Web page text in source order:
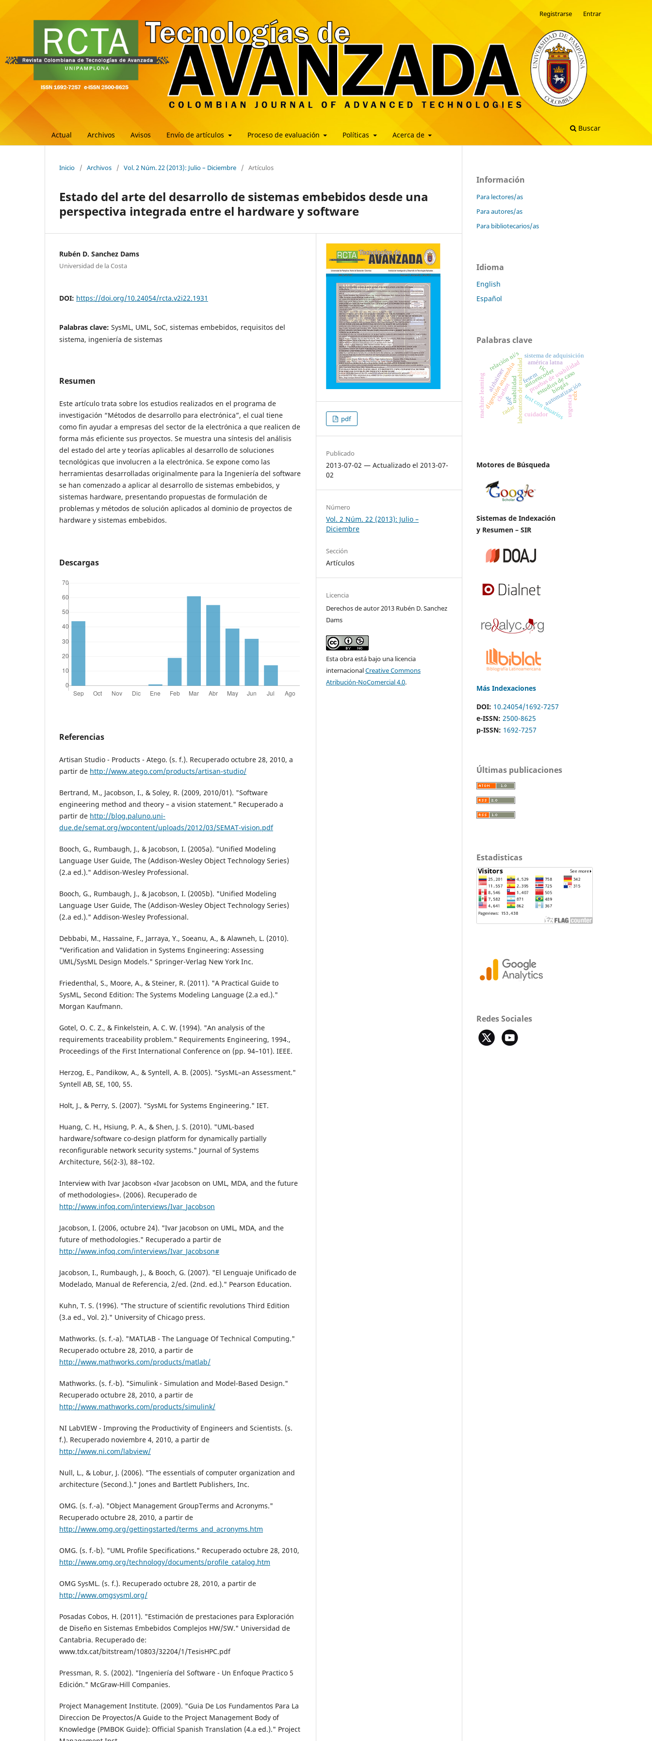
Actual Archivos Avisos Envío de artículos Proceso de evaluación Políticas Acerca de
Buscar
Registrarse Entrar
Inicio / Archivos / Vol. 2 Núm. 22 (2013): Julio – Diciembre / Artículos
Estado del arte del desarrollo de sistemas embebidos desde una
perspectiva integrada entre el hardware y software
Rubén D. Sanchez Dams
Universidad de la Costa
DOI: https://doi.org/10.24054/rcta.v2i22.1931
Palabras clave: SysML, UML, SoC, sistemas embebidos, requisitos del
sistema, ingeniería de sistemas
Resumen
Este artículo trata sobre los estudios realizados en el programa de
investigación “Métodos de desarrollo para electrónica”, el cual tiene
como fin ayudar a empresas del sector de la electrónica a que realicen de
forma más eficiente sus proyectos. Se muestra una síntesis del análisis
del estado del arte y teorías aplicables al desarrollo de soluciones
tecnológicas que involucren a la electrónica. Se expone como las
herramientas desarrolladas originalmente para la Ingeniería del software
se han comenzado a aplicar al desarrollo de sistemas embebidos, y
sistemas hardware, presentando propuestas de formulación de
problemas y métodos de solución aplicados al dominio de proyectos de
hardware y sistemas embebidos.
Descargas
Referencias
Artisan Studio - Products - Atego. (s. f.). Recuperado octubre 28, 2010, a
partir de http://www.atego.com/products/artisan-studio/
Bertrand, M., Jacobson, I., & Soley, R. (2009, 2010/01). "Software
engineering method and theory – a vision statement." Recuperado a
partir de http://blog.paluno.uni-
due.de/semat.org/wpcontent/uploads/2012/03/SEMAT-vision.pdf
Booch, G., Rumbaugh, J., & Jacobson, I. (2005a). "Unified Modeling
Language User Guide, The (Addison-Wesley Object Technology Series)
(2.a ed.)." Addison-Wesley Professional.
Booch, G., Rumbaugh, J., & Jacobson, I. (2005b). "Unified Modeling
Language User Guide, The (Addison-Wesley Object Technology Series)
(2.a ed.)." Addison-Wesley Professional.
Debbabi, M., Hassaïne, F., Jarraya, Y., Soeanu, A., & Alawneh, L. (2010).
"Verification and Validation in Systems Engineering: Assessing
UML/SysML Design Models." Springer-Verlag New York Inc.
Friedenthal, S., Moore, A., & Steiner, R. (2011). "A Practical Guide to
SysML, Second Edition: The Systems Modeling Language (2.a ed.)."
Morgan Kaufmann.
Gotel, O. C. Z., & Finkelstein, A. C. W. (1994). "An analysis of the
requirements traceability problem." Requirements Engineering, 1994.,
Proceedings of the First International Conference on (pp. 94–101). IEEE.
Herzog, E., Pandikow, A., & Syntell, A. B. (2005). "SysML–an Assessment."
Syntell AB, SE, 100, 55.
Holt, J., & Perry, S. (2007). "SysML for Systems Engineering." IET.
Huang, C. H., Hsiung, P. A., & Shen, J. S. (2010). "UML-based
hardware/software co-design platform for dynamically partially
reconfigurable network security systems." Journal of Systems
Architecture, 56(2-3), 88–102.
Interview with Ivar Jacobson «Ivar Jacobson on UML, MDA, and the future
of methodologies». (2006). Recuperado de
http://www.infoq.com/interviews/Ivar_Jacobson
Jacobson, I. (2006, octubre 24). "Ivar Jacobson on UML, MDA, and the
future of methodologies." Recuperado a partir de
http://www.infoq.com/interviews/Ivar_Jacobson#
Jacobson, I., Rumbaugh, J., & Booch, G. (2007). "El Lenguaje Unificado de
Modelado, Manual de Referencia, 2/ed. (2nd. ed.)." Pearson Education.
Kuhn, T. S. (1996). "The structure of scientific revolutions Third Edition
(3.a ed., Vol. 2)." University of Chicago press.
Mathworks. (s. f.-a). "MATLAB - The Language Of Technical Computing."
Recuperado octubre 28, 2010, a partir de
http://www.mathworks.com/products/matlab/
Mathworks. (s. f.-b). "Simulink - Simulation and Model-Based Design."
Recuperado octubre 28, 2010, a partir de
http://www.mathworks.com/products/simulink/
NI LabVIEW - Improving the Productivity of Engineers and Scientists. (s.
f.). Recuperado noviembre 4, 2010, a partir de
http://www.ni.com/labview/
Null, L., & Lobur, J. (2006). "The essentials of computer organization and
architecture (Second.)." Jones and Bartlett Publishers, Inc.
OMG. (s. f.-a). "Object Management GroupTerms and Acronyms."
Recuperado octubre 28, 2010, a partir de
http://www.omg.org/gettingstarted/terms_and_acronyms.htm
OMG. (s. f.-b). "UML Profile Specifications." Recuperado octubre 28, 2010,
http://www.omg.org/technology/documents/profile_catalog.htm
OMG SysML. (s. f.). Recuperado octubre 28, 2010, a partir de
http://www.omgsysml.org/
Posadas Cobos, H. (2011). "Estimación de prestaciones para Exploración
de Diseño en Sistemas Embebidos Complejos HW/SW." Universidad de
Cantabria. Recuperado de:
www.tdx.cat/bitstream/10803/32204/1/TesisHPC.pdf
Pressman, R. S. (2002). "Ingeniería del Software - Un Enfoque Practico 5
Edición." McGraw-Hill Companies.
Project Management Institute. (2009). "Guia De Los Fundamentos Para La
Direccion De Proyectos/A Guide to the Project Management Body of
Knowledge (PMBOK Guide): Official Spanish Translation (4.a ed.)." Project
pdf
Publicado
2013-07-02 — Actualizado el 2013-07-
02
Número
Vol. 2 Núm. 22 (2013): Julio –
Diciembre
Sección
Artículos
Licencia
Derechos de autor 2013 Rubén D. Sanchez
Dams
Esta obra está bajo una licencia
internacionalCreative Commons
Atribución-NoComercial 4.0.
Información
Para lectores/as
Para autores/as
Para bibliotecarios/as
Idioma
English
Español
Palabras clave
laboratorio de usabilidadpruebas de usabilidad
test con usuarios
usabilidad
sistema de adquisición
digestión anaerobia automatización
biogás
autoencoder
machine learning abp
estudios de caso
fesem
edx
relación ni/s
chatbot
alzhaimer
cuidador urgencia
tic
américa latna
radar
Motores de Búsqueda
Sistemas de Indexación
y Resumen – SIR
Más Indexaciones
DOI: 10.24054/1692-7257
e-ISSN: 2500-8625
p-ISSN: 1692-7257
Últimas publicaciones
Estadisticas
Redes Sociales